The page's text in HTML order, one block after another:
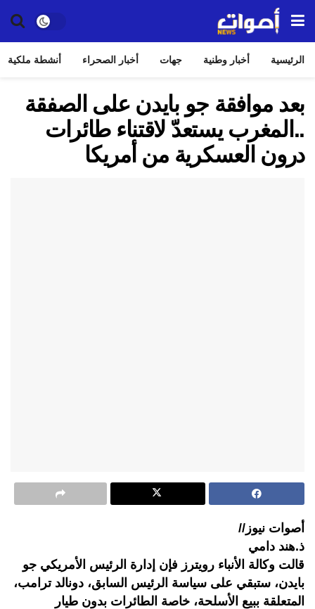
الرئيسية أخبار وطنية جهات أخبار الصحراء أنشطة ملكية
بعد موافقة جو بايدن على الصفقة
..المغرب يستعدّ لاقتناء طائرات
درون العسكرية من أمريكا
أصوات نيوز//
ذ.هند دامي
قالت وكالة الأنباء رويترز فإن إدارة الرئيس الأمريكي جو
بايدن، ستبقي على سياسة الرئيس السابق، دونالد ترامب،
المتعلقة ببيع الأسلحة، خاصة الطائرات بدون طيار